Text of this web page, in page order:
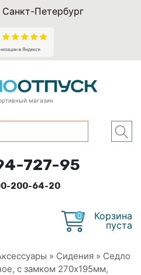
Петербург
магазин
727-95
200-64-20
0
Корзина
пуста
» Сидения » Седло
с замком 270х195мм,